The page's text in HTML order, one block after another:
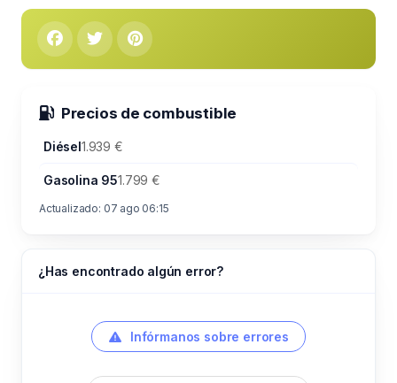
Precios de combustible
Diésel1.939 €
Gasolina 951.799 €
Actualizado: 07 ago 06:15
¿Has encontrado algún error?
Infórmanos sobre errores